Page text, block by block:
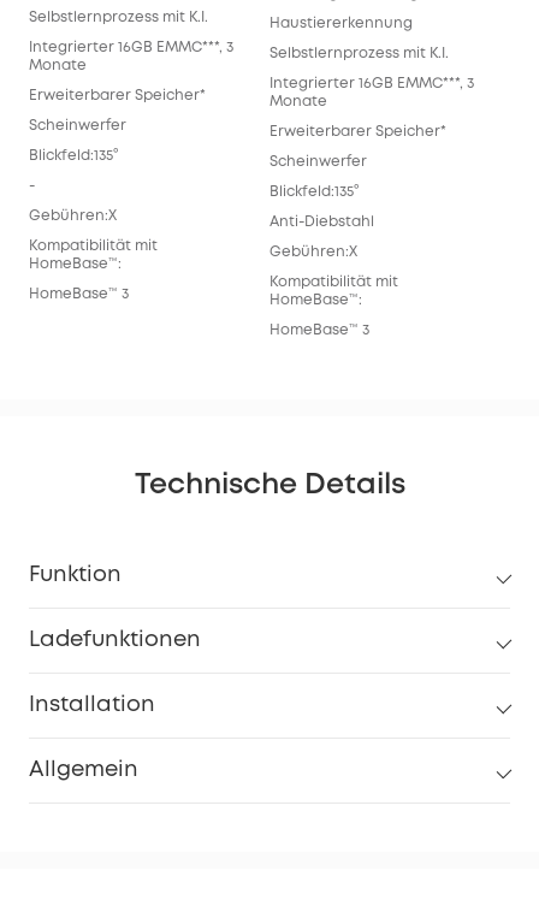
Selbstlernprozess mit K.I.
Integrierter 16GB EMMC***, 3
Monate
Erweiterbarer Speicher*
Scheinwerfer
Blickfeld:135°
-
Gebühren:X
Kompatibilität mit
HomeBase™:
HomeBase™ 3
Haustiererkennung
Selbstlernprozess mit K.I.
Integrierter 16GB EMMC***, 3
Monate
Erweiterbarer Speicher*
Scheinwerfer
Blickfeld:135°
Anti-Diebstahl
Gebühren:X
Kompatibilität mit
HomeBase™:
HomeBase™ 3
Technische Details
Funktion
Ladefunktionen
Installation
Allgemein